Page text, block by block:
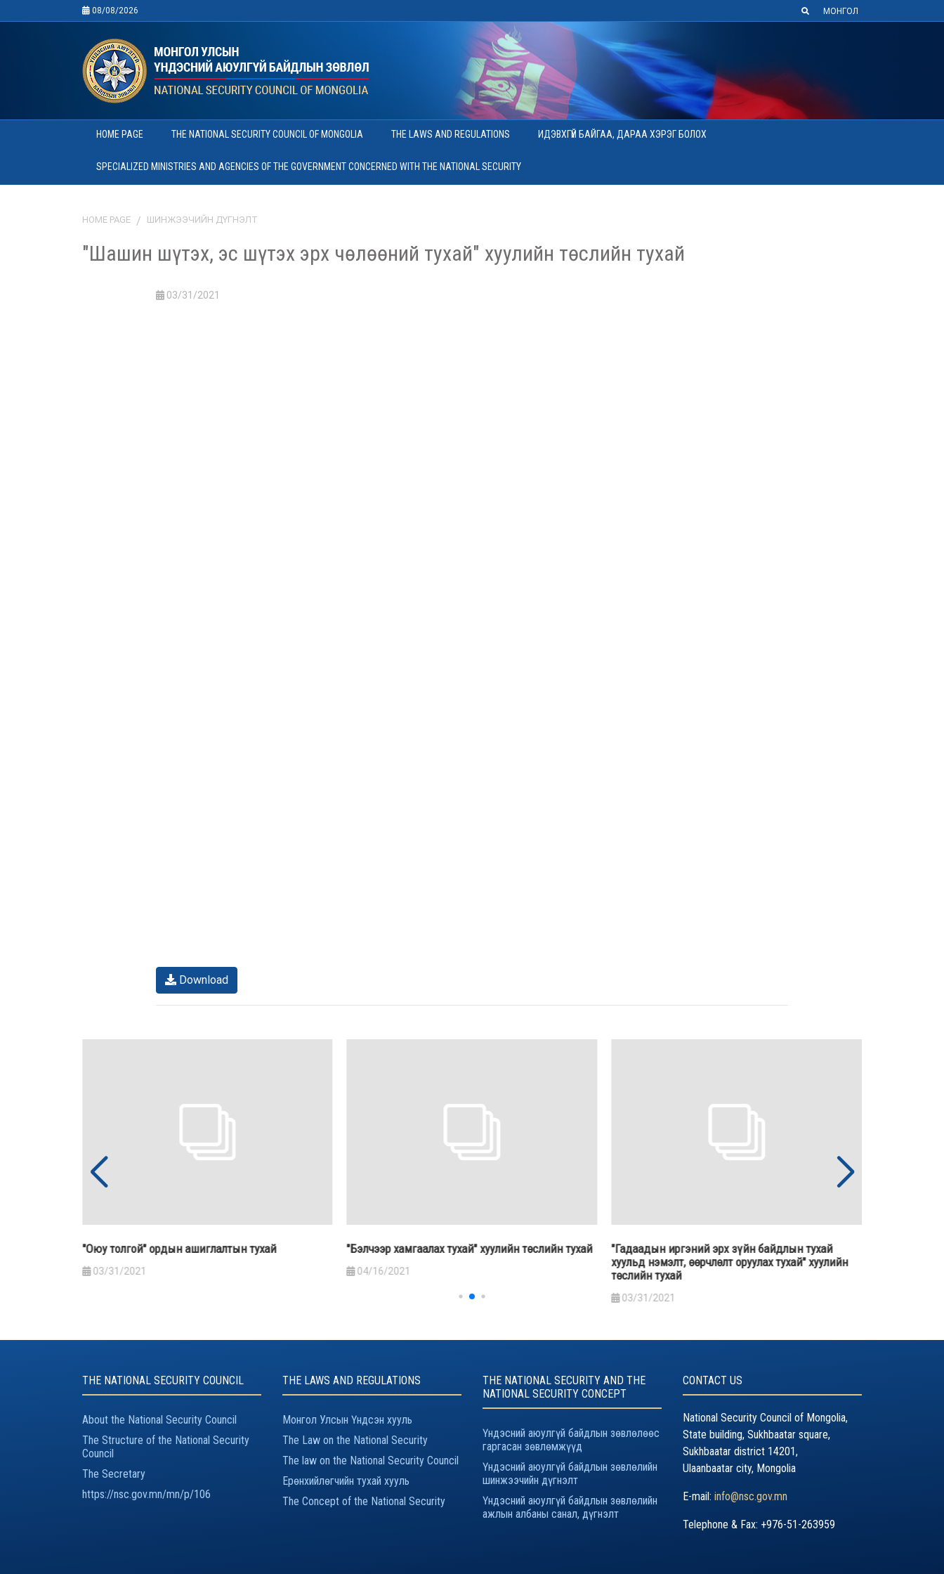
08/08/2026 МОНГОЛ
HOME PAGE THE NATIONAL SECURITY COUNCIL OF MONGOLIA THE LAWS AND REGULATIONS ИДЭВХГҮЙ БАЙГАА, ДАРАА ХЭРЭГ БОЛОХ
SPECIALIZED MINISTRIES AND AGENCIES OF THE GOVERNMENT CONCERNED WITH THE NATIONAL SECURITY
HOME PAGE ШИНЖЭЭЧИЙН ДҮГНЭЛТ
"Шашин шүтэх, эс шүтэх эрх чөлөөний тухай" хуулийн төслийн тухай
03/31/2021
Download
"Оюу толгой" ордын ашиглалтын тухай
03/31/2021
"Бэлчээр хамгаалах тухай" хуулийн төслийн тухай
04/16/2021
"Гадаадын иргэний эрх зүйн байдлын тухай
хуульд нэмэлт, өөрчлөлт оруулах тухай" хуулийн
төслийн тухай
03/31/2021
THE NATIONAL SECURITY COUNCIL
About the National Security Council
The Structure of the National Security
Council
The Secretary
https://nsc.gov.mn/mn/p/106
THE LAWS AND REGULATIONS
Монгол Улсын Үндсэн хууль
The Law on the National Security
The law on the National Security Council
Ерөнхийлөгчийн тухай хууль
The Concept of the National Security
THE NATIONAL SECURITY AND THE
NATIONAL SECURITY CONCEPT
Үндэсний аюулгүй байдлын зөвлөлөөс
гаргасан зөвлөмжүүд
Үндэсний аюулгүй байдлын зөвлөлийн
шинжээчийн дүгнэлт
Үндэсний аюулгүй байдлын зөвлөлийн
ажлын албаны санал, дүгнэлт
CONTACT US
National Security Council of Mongolia,
State building, Sukhbaatar square,
Sukhbaatar district 14201,
Ulaanbaatar city, Mongolia
E-mail: info@nsc.gov.mn
Telephone & Fax: +976-51-263959